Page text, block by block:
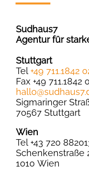
Sudhaus7
Agentur für
Stuttgart
Tel +49 711.1842
Fax +49 711.1842
hallo@
Sigmaringer
70567 Stuttgart
Wien
Tel +43 720
Schenkenstraße
1010 Wien